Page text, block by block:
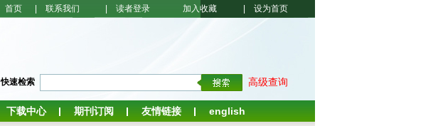
首页 联系我们 读者登录 加入收藏 设为首页
快速检索 高级查询
下载中心 期刊订阅 友情链接 english